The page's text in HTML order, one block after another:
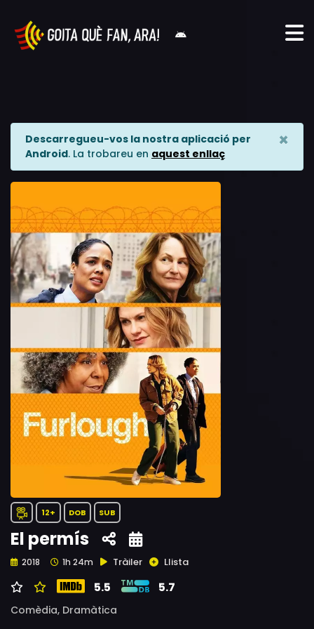
Descarregueu-vos la nostra aplicació per
Android. La trobareu en aquest enllaç
×
12+ DOB SUB
El permís
2018 1h 24m Tràiler Llista
5.5 5.7
Comèdia, Dramàtica